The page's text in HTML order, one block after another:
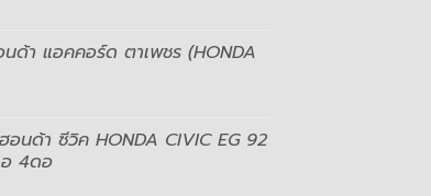
ด้า แอคคอร์ด ตาเพชร (HONDA
นด้า ซีวิค HONDA CIVIC EG 92
อ 4ดอ